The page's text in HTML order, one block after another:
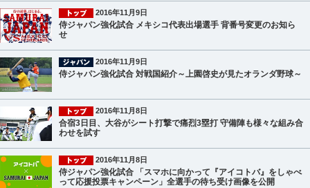
2016年11月9日
侍ジャパン強化試合 メキシコ代表出場選手 背番号変更のお知ら
せ
2016年11月9日
侍ジャパン強化試合 対戦国紹介～上園啓史が見たオランダ野球～
2016年11月8日
合宿3日目、大谷がシート打撃で痛烈3塁打 守備陣も様々な組み合
わせを試す
2016年11月8日
侍ジャパン強化試合 「スマホに向かって『アイコトバ』をしゃべ
って応援投票キャンペーン」全選手の待ち受け画像を公開